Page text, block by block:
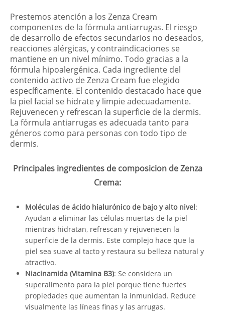
Prestemos atención a los Zenza Cream
componentes de la fórmula antiarrugas. El riesgo
de desarrollo de efectos secundarios no deseados,
reacciones alérgicas, y contraindicaciones se
mantiene en un nivel mínimo. Todo gracias a la
fórmula hipoalergénica. Cada ingrediente del
contenido activo de Zenza Cream fue elegido
específicamente. El contenido destacado hace que
la piel facial se hidrate y limpie adecuadamente.
Rejuvenecen y refrescan la superficie de la dermis.
La fórmula antiarrugas es adecuada tanto para
géneros como para personas con todo tipo de
dermis.
Principales ingredientes de composicion de Zenza
Crema:
Moléculas de ácido hialurónico de bajo y alto nivel:
Ayudan a eliminar las células muertas de la piel
mientras hidratan, refrescan y rejuvenecen la
superficie de la dermis. Este complejo hace que la
piel sea suave al tacto y restaura su belleza natural y
atractivo.
Niacinamida (Vitamina B3): Se considera un
superalimento para la piel porque tiene fuertes
propiedades que aumentan la inmunidad. Reduce
visualmente las líneas finas y las arrugas.